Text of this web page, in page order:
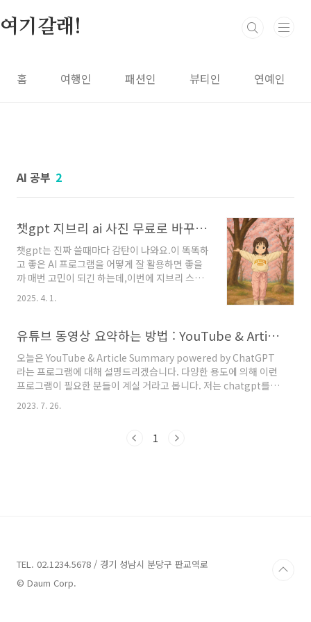
여기갈래!
홈 여행인 패션인 뷰티인 연예인
AI 공부 2
챗gpt 지브리 ai 사진 무료로 바꾸는 방법, 벚꽃 사진 더 예쁘게 표현하기❤️
챗gpt는 진짜 쓸때마다 감탄이 나와요.이 똑똑하
고 좋은 AI 프로그램을 어떻게 잘 활용하면 좋을
까 매번 고민이 되긴 하는데,이번에 지브리 스타
일 사진 변환이 핫하더라구요!혹시나 챗gpt 사
용법이 생소하신 분들을 위해나의 사진을 지브리
^^먼저 구글에 챗지피티를 검색해서 들어갑니
(OpenAI) 가 적힌 쪽이 편해서 매일 저기로 들어
가요.회원가입이 되어 있어야지 지브리 스타일
이미지 변환이 가능하기 때문에 회원가입해주세
요.gmail 아이디로 간단하게 회원가입이 가능합
진을 보낼테니까, 지브리 스타일로 바꿔줘"한글,
2025. 4. 1.
유튜브 동영상 요약하는 방법 : YouTube & Article Summary powered by ChatGPT
오늘은 YouTube & Article Summary powered by ChatGPT
라는 프로그램에 대해 설명드리겠습니다. 다양한 용도에 의해 이런
프로그램이 필요한 분들이 계실 거라고 봅니다. 저는 chatgpt를
공부하는 중에 이것을 알게 되었습니다. 우리가 글을 적을 때 아무
런 정보가 없는 경우가 참 많습니다. 그런 와중에도 열심히 정보를
상황에서 유튜브 영상을 요약해 줄 프로그램을 찾고 있었고 유튜브
2023. 7. 26.
1
TEL. 02.1234.5678 / 경기 성남시 분당구 판교역로
© Daum Corp.